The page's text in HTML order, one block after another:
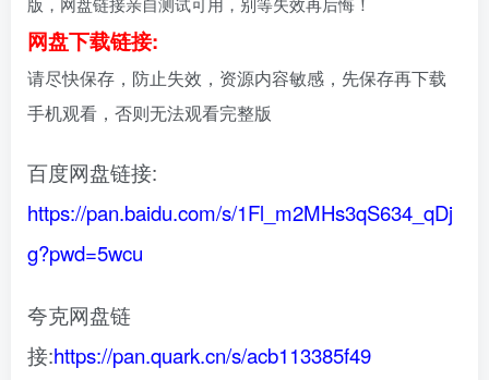
网盘下载链接:
请尽快保存，防止失效，资源内容敏感，先保存再下载
手机观看，否则无法观看完整版
百度网盘链接:
https://pan.baidu.com/s/1Fl_m2MHs3qS634_qDj
g?pwd=5wcu
夸克网盘链
接:https://pan.quark.cn/s/acb113385f49